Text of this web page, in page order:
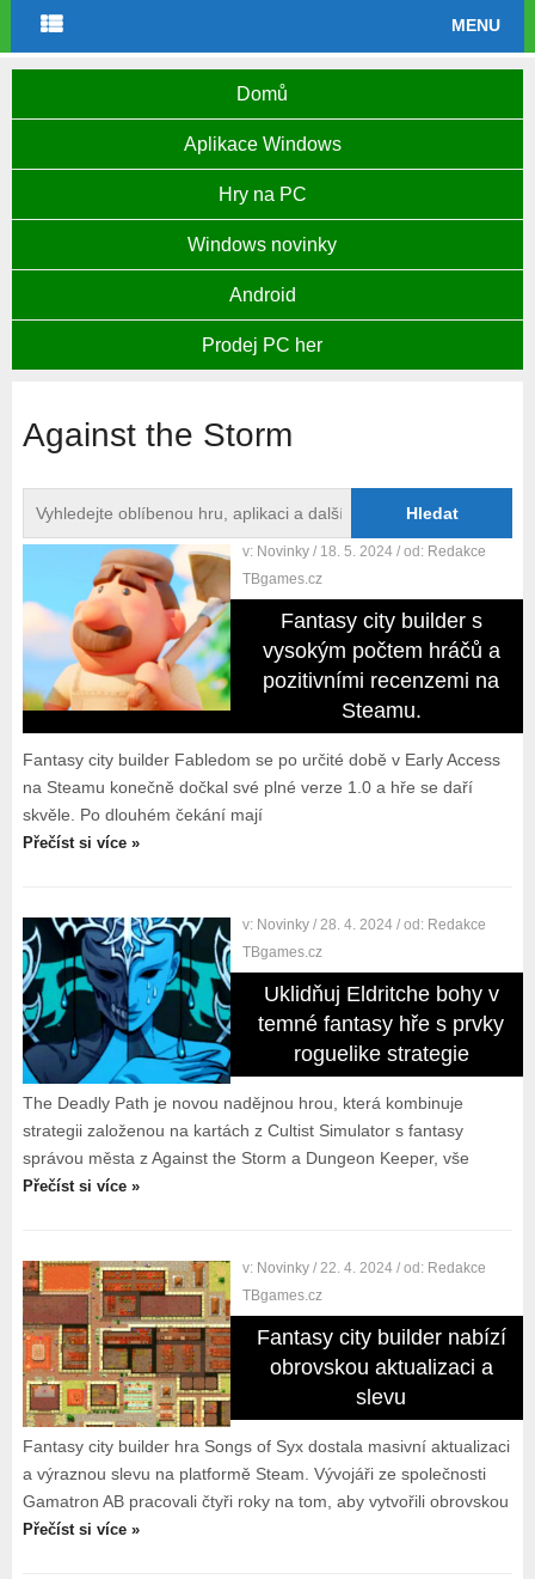
MENU
Domů
Aplikace Windows
Hry na PC
Windows novinky
Android
Prodej PC her
Against the Storm
v: Novinky / 18. 5. 2024 / od: Redakce
TBgames.cz
Fantasy city builder s
vysokým počtem hráčů a
pozitivními recenzemi na
Steamu.
Fantasy city builder Fabledom se po určité době v Early Access
na Steamu konečně dočkal své plné verze 1.0 a hře se daří
skvěle. Po dlouhém čekání mají
Přečíst si více »
v: Novinky / 28. 4. 2024 / od: Redakce
TBgames.cz
Uklidňuj Eldritche bohy v
temné fantasy hře s prvky
roguelike strategie
The Deadly Path je novou nadějnou hrou, která kombinuje
strategii založenou na kartách z Cultist Simulator s fantasy
správou města z Against the Storm a Dungeon Keeper, vše
Přečíst si více »
v: Novinky / 22. 4. 2024 / od: Redakce
TBgames.cz
Fantasy city builder nabízí
obrovskou aktualizaci a
slevu
Fantasy city builder hra Songs of Syx dostala masivní aktualizaci
a výraznou slevu na platformě Steam. Vývojáři ze společnosti
Gamatron AB pracovali čtyři roky na tom, aby vytvořili obrovskou
Přečíst si více »